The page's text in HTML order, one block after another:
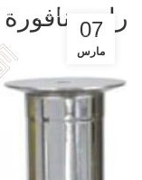
عروض حصرية للشركات خصم
راس نافورة
07
مارس